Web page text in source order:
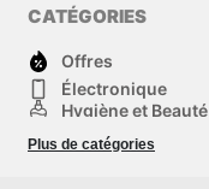
CATÉGORIES
Offres
Électronique
Hygiène et Beauté
Mode
Animalerie
Plus de catégories